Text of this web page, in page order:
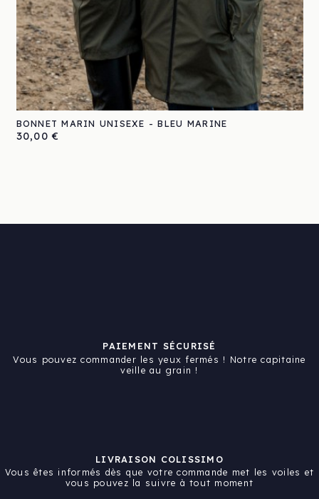
BONNET MARIN UNISEXE - BLEU MARINE
Prix
30,00 €
PAIEMENT SÉCURISÉ
Vous pouvez commander les yeux fermés ! Notre capitaine
veille au grain !
LIVRAISON COLISSIMO
Vous êtes informés dès que votre commande met les voiles et
vous pouvez la suivre à tout moment